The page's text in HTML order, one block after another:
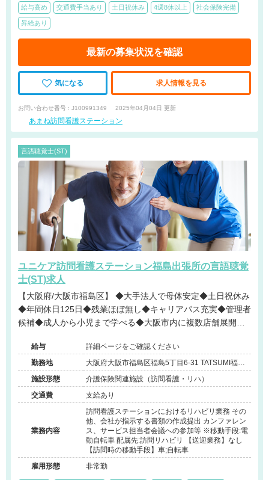
給与高め 交通費手当あり 土日祝休み 4週8休以上 社会保険完備
昇給あり
最新の募集状況を確認
気になる 求人情報を見る
お問い合わせ番号 : J100991349 2025年04月04日 更新
あまね訪問看護ステーション
言語聴覚士(ST)
ユニケア訪問看護ステーション福島出張所の言語聴覚
士(ST)求人
【大阪府/大阪市福島区】 ◆大手法人で母体安定◆土日祝休み
◆年間休日125日◆残業ほぼ無し◆キャリアパス充実◆管理者
候補◆成人から小児まで学べる◆大阪市内に複数店舗展開中
育休産休実績もあり◆子育て世代スタッフの復帰率も高い@
大阪市
給与
詳細ページをご確認ください
勤務地
大阪府大阪市福島区福島5丁目6-31 TATSUMI福島
ビル504
施設形態
介護保険関連施設（訪問看護・リハ）
交通費
支給あり
業務内容
訪問看護ステーションにおけるリハビリ業務 その
他、会社が指示する書類の作成提出 カンファレン
ス、サービス担当者会議への参加等 ※移動手段:電
動自転車 配属先:訪問リハビリ 【送迎業務】なし
【訪問時の移動手段】車;自転車
雇用形態
非常勤